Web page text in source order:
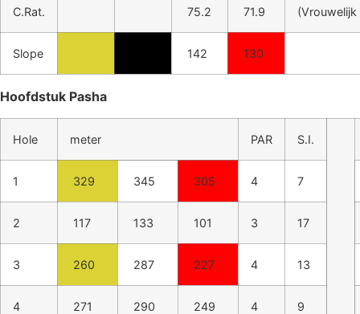
C.Rat. 75.2 71.9 (Vrouwelijk
Slope 142 130
Hoofdstuk Pasha
Hole meter PAR S.I.
1 329 345 305 4 7
2 117 133 101 3 17
3 260 287 227 4 13
4 271 290 249 4 9